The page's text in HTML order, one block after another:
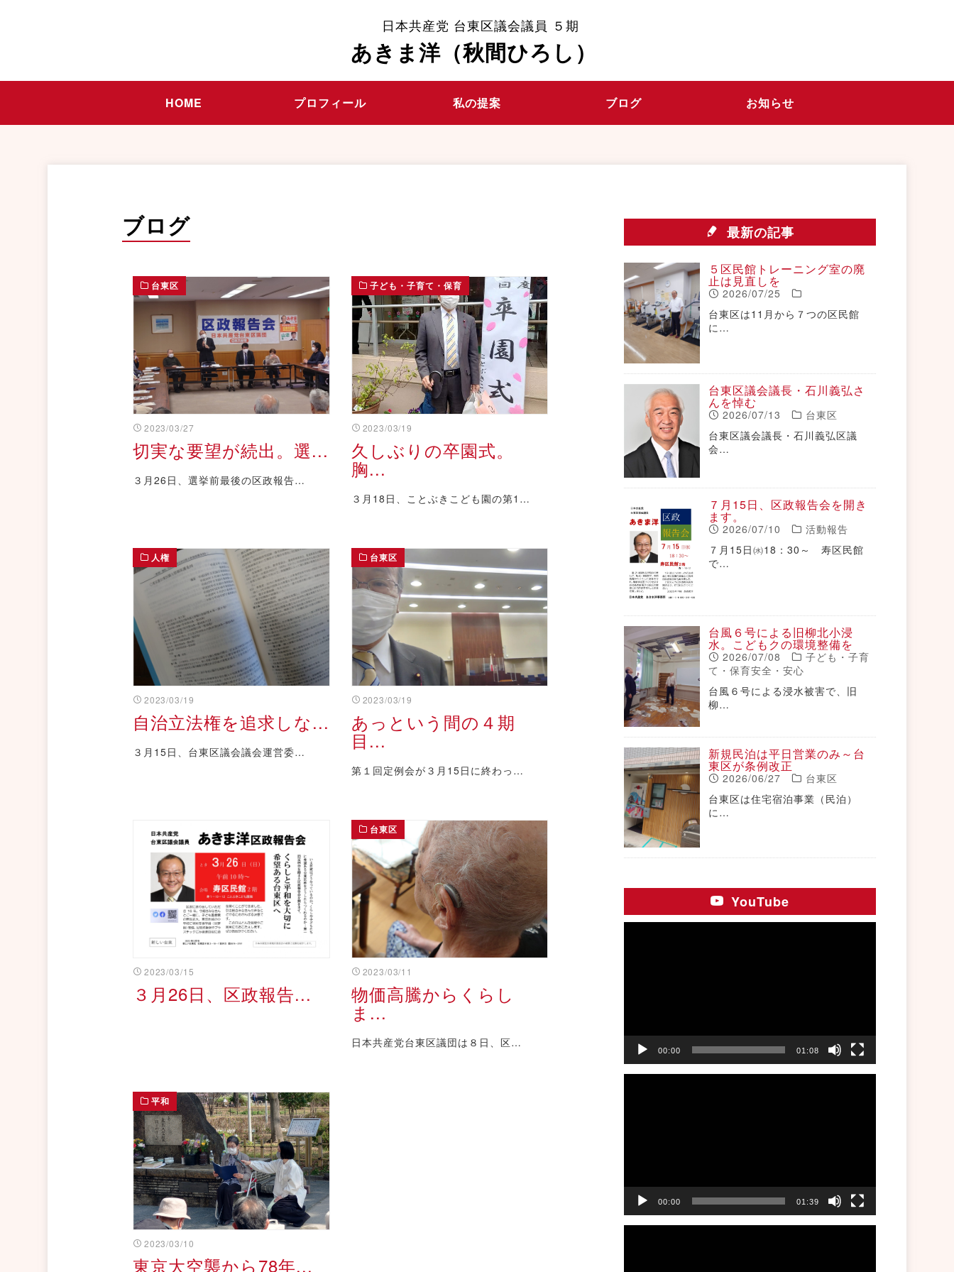
日本共産党 台東区議会議員 ５期
あきま洋（秋間ひろし）
HOME プロフィール 私の提案 ブログ お知らせ
ブログ
台東区
2023/03/27
切実な要望が続出。選...
３月26日、選挙前最後の区政報告…
子ども・子育て・保育
2023/03/19
久しぶりの卒園式。
胸...
３月18日、ことぶきこども園の第1…
人権
2023/03/19
自治立法権を追求しな...
３月15日、台東区議会議会運営委…
台東区
2023/03/19
あっという間の４期
目...
第１回定例会が３月15日に終わっ…
2023/03/15
３月26日、区政報告...
台東区
2023/03/11
物価高騰からくらし
ま...
日本共産党台東区議団は８日、区…
平和
2023/03/10
東京大空襲から78年...
最新の記事
５区民館トレーニング室の廃
止は見直しを
2026/07/25
台東区は11月から７つの区民館
に…
台東区議会議長・石川義弘さ
んを悼む
2026/07/13
台東区
台東区議会議長・石川義弘区議
会…
７月15日、区政報告会を開き
ます。
2026/07/10
活動報告
７月15日㈬18：30～ 寿区民館
で…
台風６号による旧柳北小浸
水。こどもクの環境整備を
2026/07/08
子ども・子育
て・保育安全・安心
台風６号による浸水被害で、旧
柳…
新規民泊は平日営業のみ～台
東区が条例改正
2026/06/27
台東区
台東区は住宅宿泊事業（民泊）
に…
YouTube
00:00 01:08
00:00 01:39